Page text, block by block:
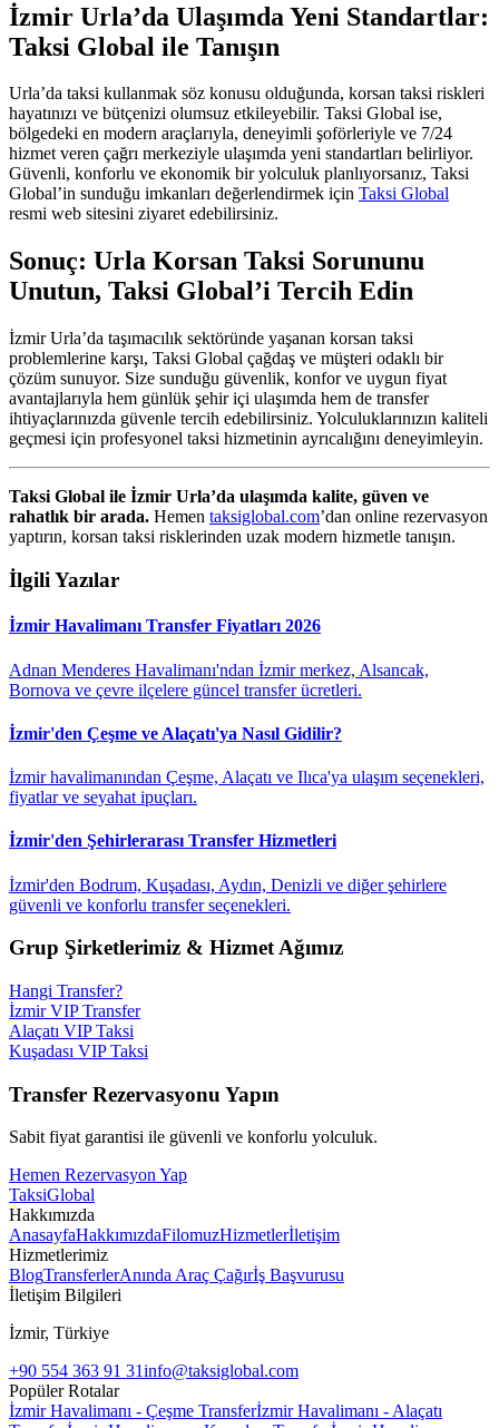
İzmir Urla’da Ulaşımda Yeni Standartlar:
Taksi Global ile Tanışın
Urla’da taksi kullanmak söz konusu olduğunda, korsan taksi riskleri
hayatınızı ve bütçenizi olumsuz etkileyebilir. Taksi Global ise,
bölgedeki en modern araçlarıyla, deneyimli şoförleriyle ve 7/24
hizmet veren çağrı merkeziyle ulaşımda yeni standartları belirliyor.
Güvenli, konforlu ve ekonomik bir yolculuk planlıyorsanız, Taksi
Global’in sunduğu imkanları değerlendirmek için Taksi Global
resmi web sitesini ziyaret edebilirsiniz.
Sonuç: Urla Korsan Taksi Sorununu
Unutun, Taksi Global’i Tercih Edin
İzmir Urla’da taşımacılık sektöründe yaşanan korsan taksi
problemlerine karşı, Taksi Global çağdaş ve müşteri odaklı bir
çözüm sunuyor. Size sunduğu güvenlik, konfor ve uygun fiyat
avantajlarıyla hem günlük şehir içi ulaşımda hem de transfer
ihtiyaçlarınızda güvenle tercih edebilirsiniz. Yolculuklarınızın kaliteli
geçmesi için profesyonel taksi hizmetinin ayrıcalığını deneyimleyin.
Taksi Global ile İzmir Urla’da ulaşımda kalite, güven ve
rahatlık bir arada. Hemen taksiglobal.com’dan online rezervasyon
yaptırın, korsan taksi risklerinden uzak modern hizmetle tanışın.
İlgili Yazılar
İzmir Havalimanı Transfer Fiyatları 2026
Adnan Menderes Havalimanı'ndan İzmir merkez, Alsancak,
Bornova ve çevre ilçelere güncel transfer ücretleri.
İzmir'den Çeşme ve Alaçatı'ya Nasıl Gidilir?
İzmir havalimanından Çeşme, Alaçatı ve Ilıca'ya ulaşım seçenekleri,
fiyatlar ve seyahat ipuçları.
İzmir'den Şehirlerarası Transfer Hizmetleri
İzmir'den Bodrum, Kuşadası, Aydın, Denizli ve diğer şehirlere
güvenli ve konforlu transfer seçenekleri.
Grup Şirketlerimiz & Hizmet Ağımız
Hangi Transfer?
İzmir VIP Transfer
Alaçatı VIP Taksi
Kuşadası VIP Taksi
Transfer Rezervasyonu Yapın
Sabit fiyat garantisi ile güvenli ve konforlu yolculuk.
Hemen Rezervasyon Yap
TaksiGlobal
Hakkımızda
AnasayfaHakkımızdaFilomuzHizmetlerİletişim
Hizmetlerimiz
BlogTransferlerAnında Araç Çağırİş Başvurusu
İletişim Bilgileri
İzmir, Türkiye
+90 554 363 91 31info@taksiglobal.com
Popüler Rotalar
İzmir Havalimanı - Çeşme Transferİzmir Havalimanı - Alaçatı